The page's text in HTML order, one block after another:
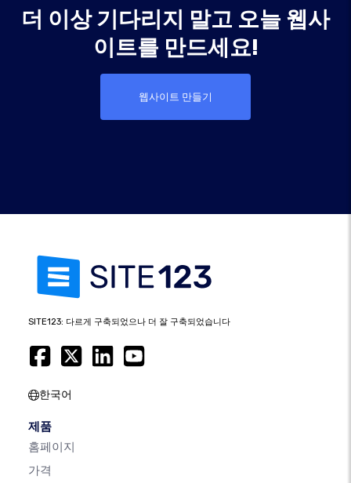
더 이상 기다리지 말고 오늘 웹사
이트를 만드세요!
웹사이트 만들기
SITE123: 다르게 구축되었으나 더 잘 구축되었습니다
한국어
제품
홈페이지
가격